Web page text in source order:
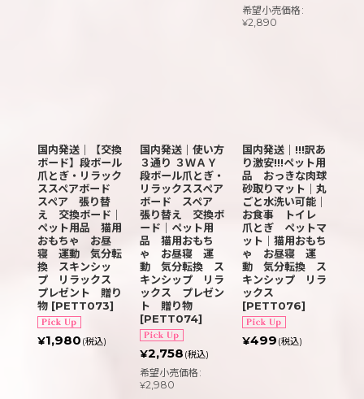
希望小売価格 :
¥2,890
国内発送｜【交換
ボード】段ボール
爪とぎ・リラック
ススペアボード
スペア 張り替
え 交換ボード｜
ペット用品 猫用
おもちゃ お昼
寝 運動 気分転
換 スキンシッ
プ リラックス
プレゼント 贈り
物 [PETT073]
¥1,980 (税込)
国内発送｜使い方
３通り ３ＷＡＹ
段ボール爪とぎ・
リラックススペア
ボード スペア
張り替え 交換ボ
ード｜ペット用
品 猫用おもち
ゃ お昼寝 運
動 気分転換 ス
キンシップ リラ
ックス プレゼン
ト 贈り物
[PETT074]
¥2,758 (税込)
希望小売価格 :
¥2,980
国内発送｜!!!訳あ
り激安!!!ペット用
品 おっきな肉球
砂取りマット｜丸
ごと水洗い可能｜
お食事 トイレ
爪とぎ ペットマ
ット｜猫用おもち
ゃ お昼寝 運
動 気分転換 ス
キンシップ リラ
ックス
[PETT076]
¥499 (税込)